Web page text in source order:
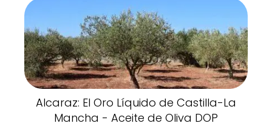
Alcaraz: El Oro Líquido de Castilla-La
Mancha - Aceite de Oliva DOP